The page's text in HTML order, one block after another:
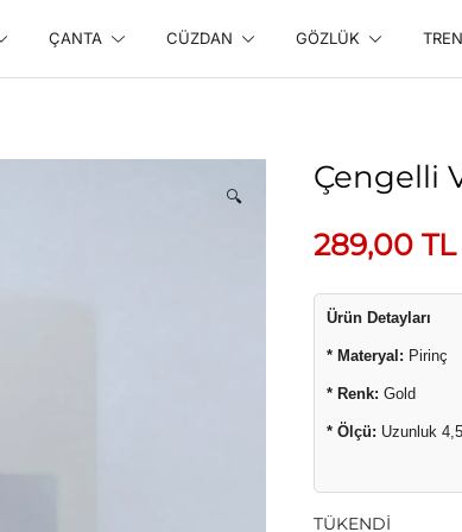
ÇANTA CÜZDAN GÖZLÜK
🔍
Çengelli
289,00 TL
Ürün Detayları
* Materyal: Pirinç
* Renk: Gold
* Ölçü: Uzunluk
TÜKENDİ